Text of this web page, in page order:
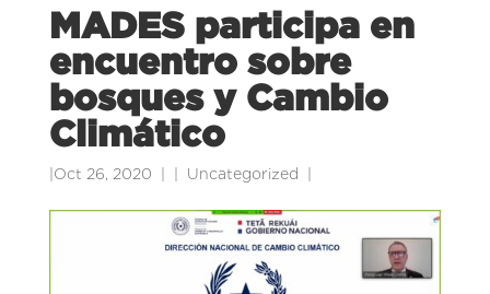
MADES participa en
encuentro sobre
bosques y Cambio
Climático
Oct 26, 2020 Uncategorized